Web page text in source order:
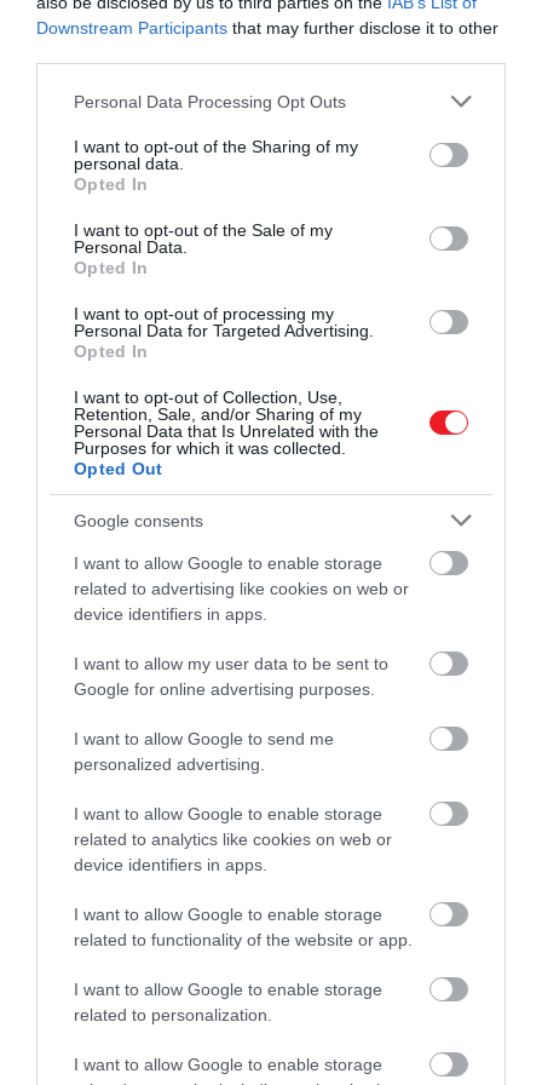
Downstream Participants that may further disclose it to other
Please note that this website/app uses one or more Google
not limited to your visit or usage behaviour. You may click to
grant or deny consent to Google and its third-party tags to
use your data for below specified purposes in below Google
consent section.
Personal Data Processing Opt Outs
I want to opt-out of the Sharing of my
personal data.
Opted In
I want to opt-out of the Sale of my
Personal Data.
Opted In
I want to opt-out of processing my
Personal Data for Targeted Advertising.
Opted In
I want to opt-out of Collection, Use,
Retention, Sale, and/or Sharing of my
Personal Data that Is Unrelated with the
Purposes for which it was collected.
Opted Out
Google consents
I want to allow Google to enable storage
related to advertising like cookies on web or
device identifiers in apps.
I want to allow my user data to be sent to
Google for online advertising purposes.
I want to allow Google to send me
personalized advertising.
I want to allow Google to enable storage
related to analytics like cookies on web or
device identifiers in apps.
I want to allow Google to enable storage
related to functionality of the website or app.
I want to allow Google to enable storage
related to personalization.
I want to allow Google to enable storage
embereket feltehetően
hiénák ölték meg, amik
őket vissza.
tökéletes állapotban fennmaradt neandervölgyi
koponyátAlberto Carlo Blanc
októberében indult újabb ásatások során a barlang
eddig feltáratlan részeit vizsgálták át, köztük azt a
tavat, amit Blanc is említett.
Az ásatásokat vezetőFrancesco Di Mario
szerint az
újabb leletek arról tanúskodnak, hogy kifejezetten
népes neandervölgyi populáció élhetett a
térségben.
Marion Rubini, a tartományi antropológiai szolgálat
igazgatója kiemelte, a neandervölgyi alkotta az első
igazi emberi társadalmat, Az ásatásokon nagy
orrszarvúk, óriásszarvasok, vadkecskék, barlangi
medvék és őstulkok maradványait. Archeológusok
szerint a barlangban talált leletek alapján
tökéletesen sikerült rekonstruálni a korabeli
A ma élő ember legközelebbi rokonai, hajdan
Európát, a Közel-Keletet, Közép-Ázsiát és Nyugat-
Szibériát népesítették be.A neandervölgyiek
körülbelül negyvenezer éve halhattak ki,
változó klímához, vagy mert kiszorította őket a
feltörekvő modern ember.
telex / MTI)